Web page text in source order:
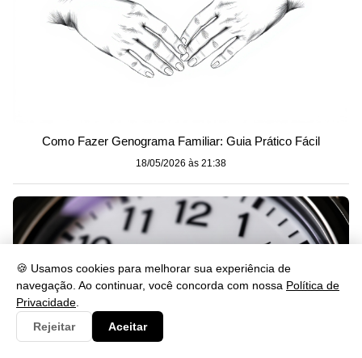
🍪 Usamos cookies para melhorar sua experiência de
navegação. Ao continuar, você concorda com nossa Política de
Privacidade
Rejeitar
Aceitar
Como Fazer Genograma Familiar: Guia Prático Fácil
18/05/2026 às 21:38